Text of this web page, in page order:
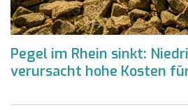
Pegel im Rhein sinkt:
verursacht hohe Kosten